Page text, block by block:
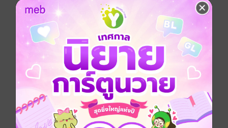
อยากได้ ซื้อเป็นของขวัญ แชร์
ถึงแม้ว่าจะเป็นเพียงอดีตคนรัก แต่ 'เหยียนอี้' ยอมทำทุกวิถี
ทาง ขอเพียงแค่ได้อยู่เคียงข้าง 'ลู่ซ่างจิ่น' ไม่ว่าหนทาง
เหล่านั้นจะยากลำบากเพียงใด เขาขอเพียงแค่ความอุบอุ่น
สักนิดจากลู่ซ่างจิ่นก็ยังดี แต่การเปลี่ยนแปลงบางอย่าง
ทำให้เหยียนอี้เลือกที่จะจากไป ลู่ซ่างจิ่นจะทำอย่างไร...